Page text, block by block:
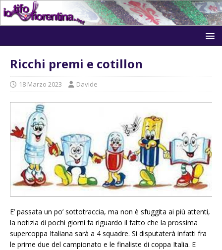
Ricchi premi e cotillon
18 Marzo 2023 Davide
E’ passata un po’ sottotraccia, ma non è sfuggita ai più attenti,
la notizia di pochi giorni fa riguardo il fatto che la prossima
supercoppa Italiana sarà a 4 squadre. Si disputaterà infatti fra
le prime due del campionato e le finaliste di coppa Italia. E